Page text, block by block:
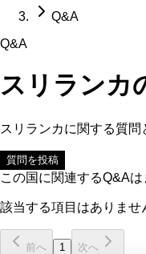
Q&A
Q&A
スリランカ
スリランカに関する質問
質問を投稿
この国に関連するQ&Aは
該当する項目はありませ
前へ 1 次へ